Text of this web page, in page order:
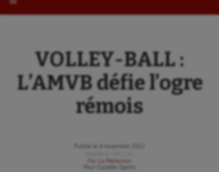
VOLLEY-BALL :
L’AMVB défie l’ogre
rémois
Publié le
4 novembre 2022
Par
La Rédaction
Gazette Sports